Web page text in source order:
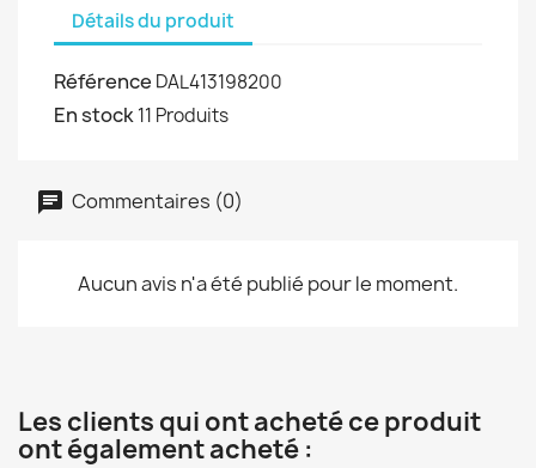
Détails du produit
Référence DAL413198200
En stock11 Produits
Commentaires (0)
Aucun avis n'a été publié pour le moment.
Les clients qui ont acheté ce produit
ont également acheté :